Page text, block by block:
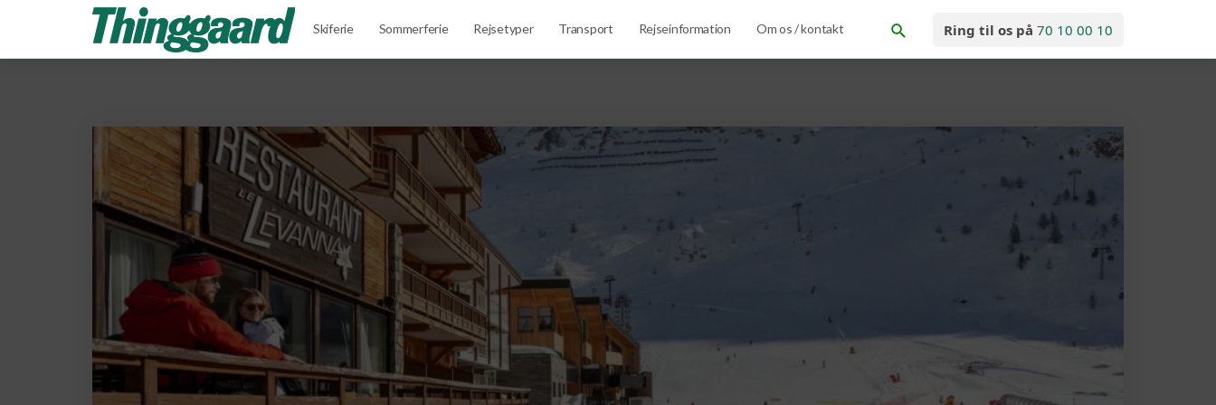
Skiferie Sommerferie Rejsetyper Transport Rejseinformation Om os / kontakt Ring til os på 70 10 00 10